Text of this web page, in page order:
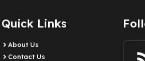
Quick Links
About Us
Contact Us